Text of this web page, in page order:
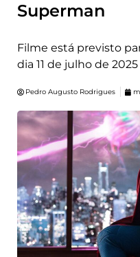
Superman
Filme está previsto
dia 11 de julho de 2025
Pedro Augusto Rodrigues